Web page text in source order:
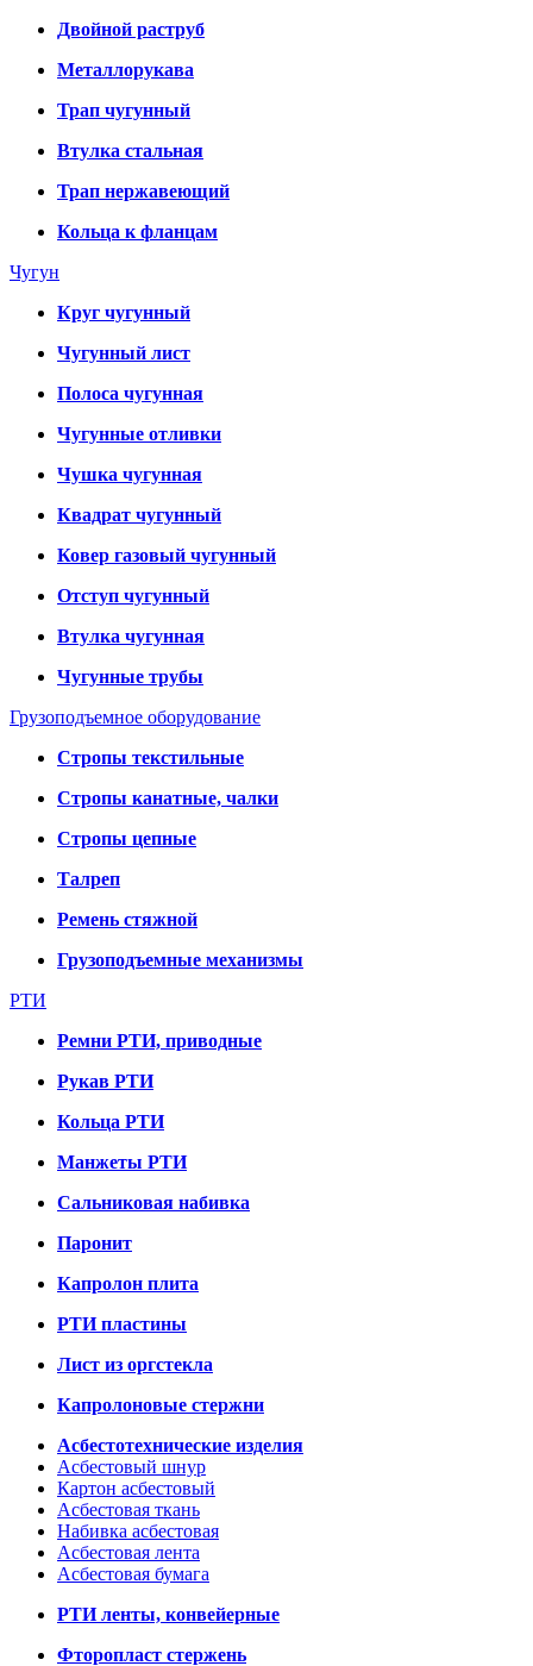
Двойной раструб
Металлорукава
Трап чугунный
Втулка стальная
Трап нержавеющий
Кольца к фланцам
Чугун
Круг чугунный
Чугунный лист
Полоса чугунная
Чугунные отливки
Чушка чугунная
Квадрат чугунный
Ковер газовый чугунный
Отступ чугунный
Втулка чугунная
Чугунные трубы
Грузоподъемное оборудование
Стропы текстильные
Стропы канатные, чалки
Стропы цепные
Талреп
Ремень стяжной
Грузоподъемные механизмы
РТИ
Ремни РТИ, приводные
Рукав РТИ
Кольца РТИ
Манжеты РТИ
Сальниковая набивка
Паронит
Капролон плита
РТИ пластины
Лист из оргстекла
Капролоновые стержни
Асбестотехнические изделия
Асбестовый шнур
Картон асбестовый
Асбестовая ткань
Набивка асбестовая
Асбестовая лента
Асбестовая бумага
РТИ ленты, конвейерные
Фторопласт стержень